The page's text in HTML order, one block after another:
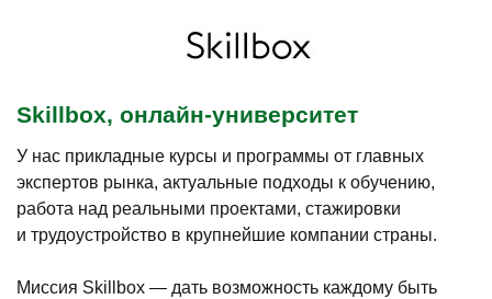
Skillbox, онлайн-университет
У нас прикладные курсы и программы от главных
экспертов рынка, актуальные подходы к обучению,
работа над реальными проектами, стажировки
и трудоустройство в крупнейшие компании страны.
Миссия Skillbox — дать возможность каждому быть